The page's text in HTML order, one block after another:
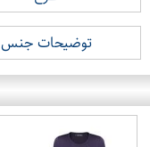
توضیحات جنس